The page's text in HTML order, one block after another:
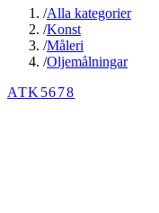
/Alla kategorier
/Konst
/Måleri
/Oljemålningar
ATK5678